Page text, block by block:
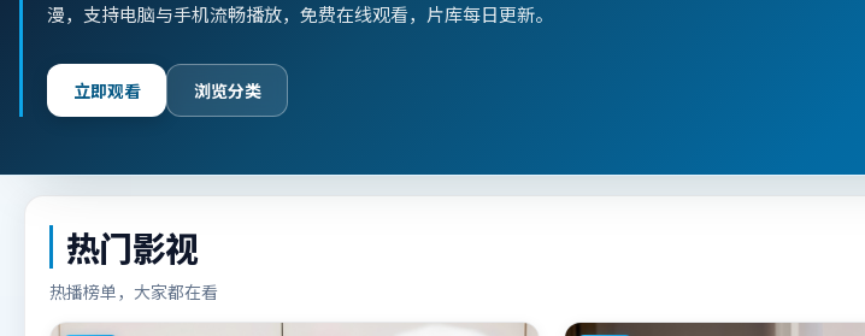
漫，支持电脑与手机流畅播放，免费在线观看，片库每日更新。
立即观看 浏览分类
热门影视
热播榜单，大家都在看